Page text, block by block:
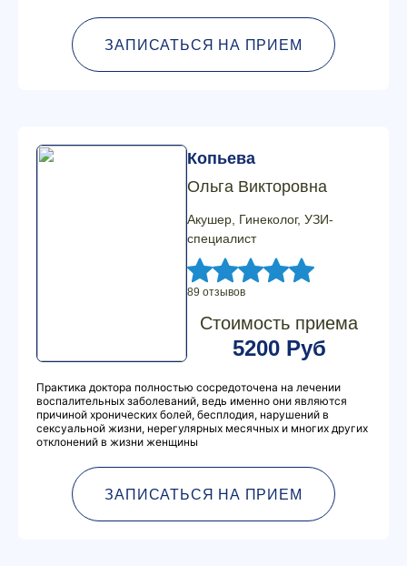
ЗАПИСАТЬСЯ НА ПРИЕМ
Копьева
Ольга Викторовна
Акушер, Гинеколог, УЗИ-
специалист
89 отзывов
Стоимость приема
5200 Руб
Практика доктора полностью сосредоточена на лечении
воспалительных заболеваний, ведь именно они являются
причиной хронических болей, бесплодия, нарушений в
сексуальной жизни, нерегулярных месячных и многих других
отклонений в жизни женщины
ЗАПИСАТЬСЯ НА ПРИЕМ